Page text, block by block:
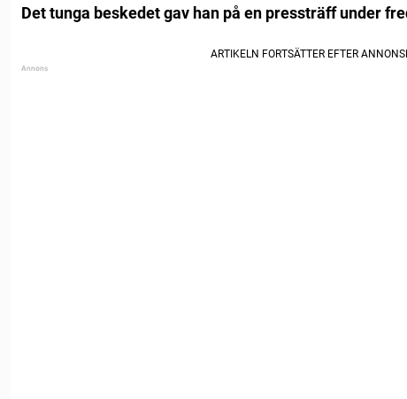
Det tunga beskedet gav han på en pressträff under